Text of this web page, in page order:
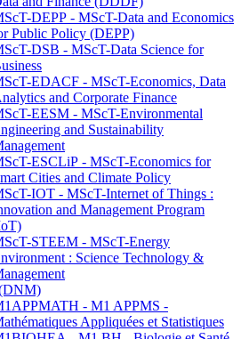
DEPP - MScT-Data and Economics
Public Policy (DEPP)
DSB - MScT-Data Science for
EDACF - MScT-Economics, Data
and Corporate Finance
EESM - MScT-Environmental
and Sustainability
ESCLiP - MScT-Economics for
Cities and Climate Policy
IOT - MScT-Internet of Things :
and Management Program
STEEM - MScT-Energy
: Science Technology &
- M1 APPMS -
Appliquées et Statistiques